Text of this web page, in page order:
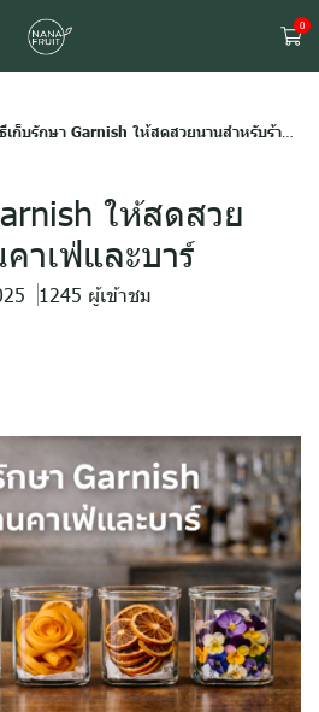
0
เก็บรักษา Garnish ให้สดสวยนานสำหรับร้านคาเฟ่และบาร์
ให้สดสวย
าเฟ่และบาร์
1245 ผู้เข้าชม